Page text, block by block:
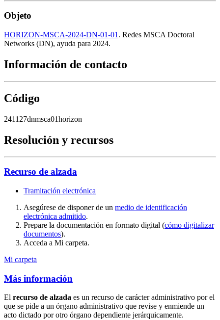
Objeto
HORIZON-MSCA-2024-DN-01-01 . Redes MSCA Doctoral
Networks (DN), ayuda para 2024.
Información de contacto
Código
241127dnmsca01horizon
Resolución y recursos
Recurso de alzada
Tramitación electrónica
Asegúrese de disponer de un medio de identificación
electrónica admitido.
Prepare la documentación en formato digital (cómo digitalizar
documentos).
Acceda a Mi carpeta.
Mi carpeta
Más información
El recurso de alzada es un recurso de carácter administrativo por el
que se pide a un órgano administrativo que revise y enmiende un
acto dictado por otro órgano dependiente jerárquicamente.